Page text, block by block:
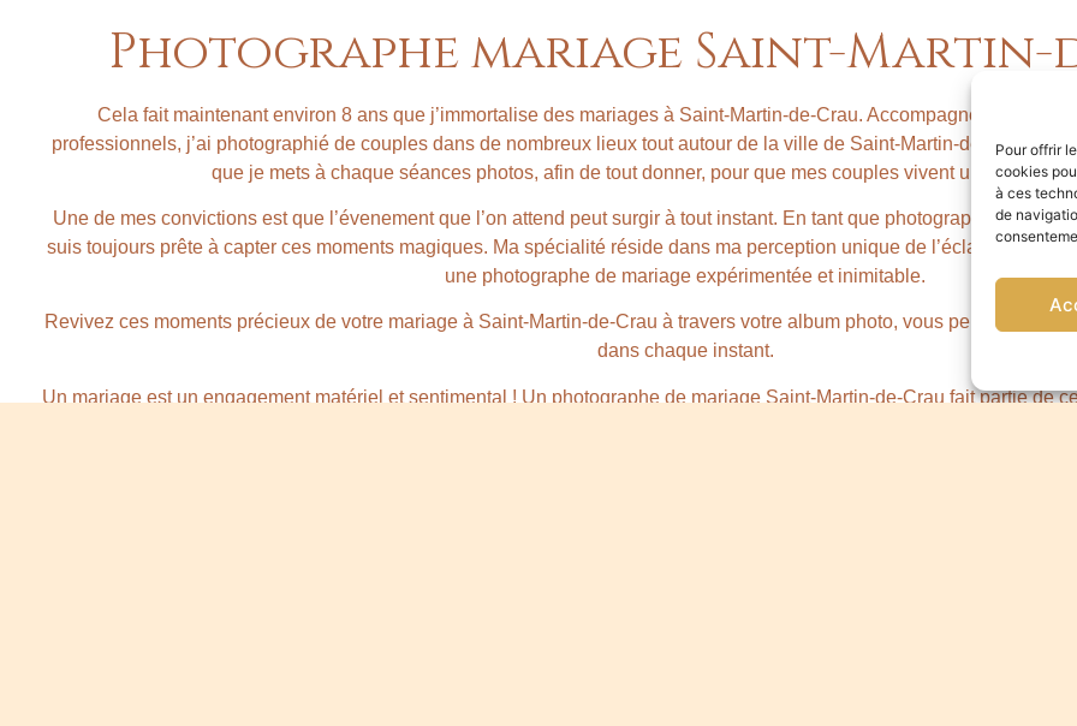
Pour offrir
cookies
à ces
de
Photographe mariage Saint-Martin-
Cela fait maintenant environ 8 ans que j’immortalise des mariages à Saint-Martin-de-Crau. Accompagné de mes
professionnels, j’ai photographié de couples dans de nombreux lieux tout autour de la ville de Saint-Martin-de-Crau. Ma
que je mets à chaque séances photos, afin de tout donner, pour que mes couples vivent un moment
Une de mes convictions est que l’évenement que l’on attend peut surgir à tout instant. En tant que photographe de
suis toujours prête à capter ces moments magiques. Ma spécialité réside dans ma perception unique de l’éclairage et
une photographe de mariage expérimentée et inimitable.
Revivez ces moments précieux de votre mariage à Saint-Martin-de-Crau à travers votre album photo, vous permettant de
dans chaque instant.
Un mariage est un engagement matériel et sentimental ! Un photographe de mariage Saint-Martin-de-Crau fait partie de